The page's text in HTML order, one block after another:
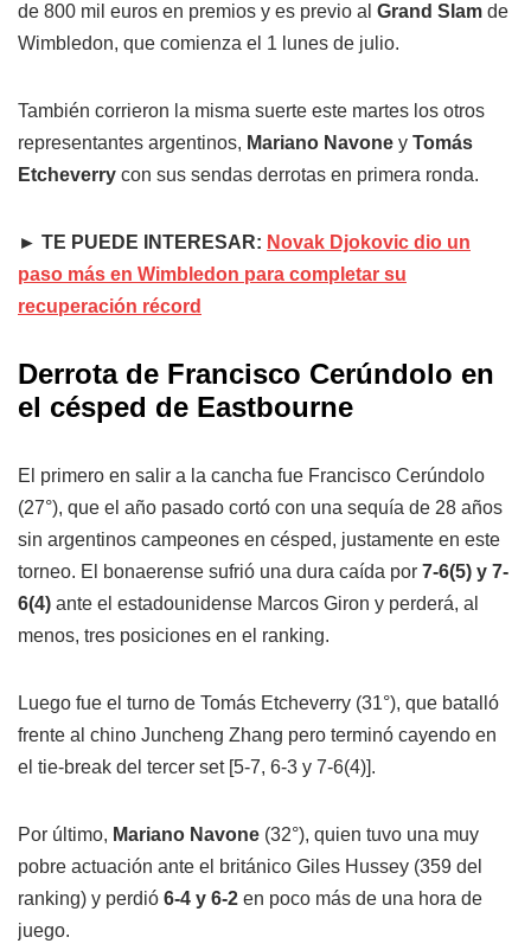
de 800 mil euros en premios y es previo al Grand Slam de
Wimbledon, que comienza el 1 lunes de julio.
También corrieron la misma suerte este martes los otros
representantes argentinos, Mariano Navone y Tomás
Etcheverry con sus sendas derrotas en primera ronda.
► TE PUEDE INTERESAR: Novak Djokovic dio un
paso más en Wimbledon para completar su
recuperación récord
Derrota de Francisco Cerúndolo en
el césped de Eastbourne
El primero en salir a la cancha fue Francisco Cerúndolo
(27°), que el año pasado cortó con una sequía de 28 años
sin argentinos campeones en césped, justamente en este
torneo. El bonaerense sufrió una dura caída por 7-6(5) y 7-
6(4) ante el estadounidense Marcos Giron y perderá, al
menos, tres posiciones en el ranking.
Luego fue el turno de Tomás Etcheverry (31°), que batalló
frente al chino Juncheng Zhang pero terminó cayendo en
el tie-break del tercer set [5-7, 6-3 y 7-6(4)].
Por último, Mariano Navone (32°), quien tuvo una muy
pobre actuación ante el británico Giles Hussey (359 del
ranking) y perdió 6-4 y 6-2 en poco más de una hora de
juego.